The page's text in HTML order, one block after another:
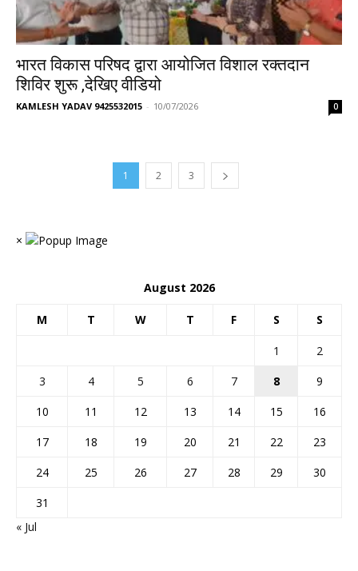
भारत विकास परिषद द्वारा आयोजित विशाल रक्तदान
शिविर शुरू ,देखिए वीडियो
KAMLESH YADAV 9425532015 - 10/07/2026 0
1 2 3
×
August 2026
M T W T F S S
1
2
3
4 5 6 7 8
9
10
11 12 13 14 15
16
17
18 19 20 21 22
23
24
25 26 27 28 29
30
31
« Jul